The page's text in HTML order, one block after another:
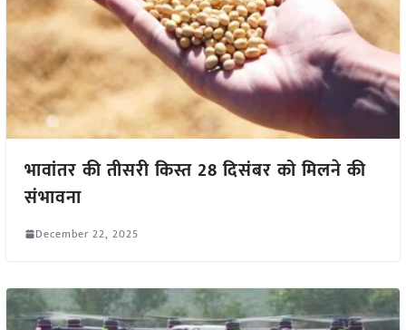
भावांतर की तीसरी किस्त 28 दिसंबर को मिलने की
संभावना
December 22, 2025